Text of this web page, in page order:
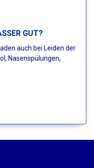
GUT?
auch bei Leiden der
Nasenspülungen,